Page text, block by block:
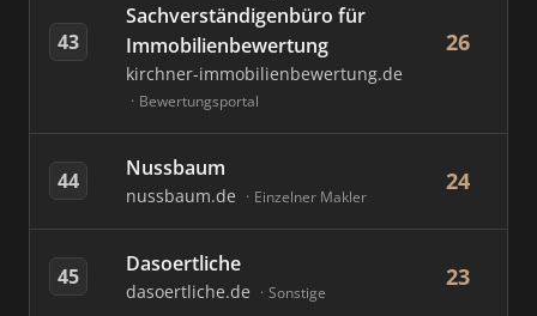
43
Sachverständigenbüro für
Immobilienbewertung
kirchner-immobilienbewertung.de
Bewertungsportal
26
44 Nussbaum
nussbaum.de Einzelner Makler
24
45 Dasoertliche
dasoertliche.de Sonstige
23